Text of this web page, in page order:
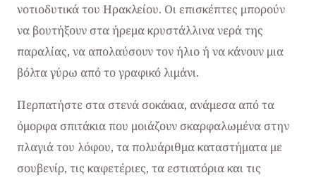
νοτιοδυτικά του Ηρακλείου. Οι επισκέπτες μπορούν
να βουτήξουν στα ήρεμα κρυστάλλινα νερά της
παραλίας, να απολαύσουν τον ήλιο ή να κάνουν μια
βόλτα γύρω από το γραφικό λιμάνι.
Περπατήστε στα στενά σοκάκια, ανάμεσα από τα
όμορφα σπιτάκια που μοιάζουν σκαρφαλωμένα στην
πλαγιά του λόφου, τα πολυάριθμα καταστήματα με
σουβενίρ, τις καφετέριες, τα εστιατόρια και τις